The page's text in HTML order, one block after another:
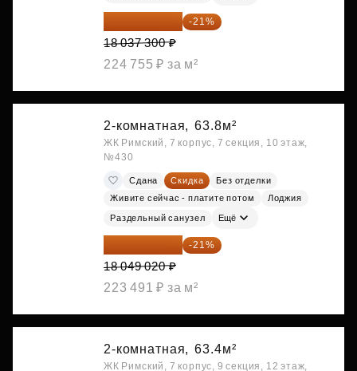
14 249 467 ₽ -21%
18 037 300 ₽
224 755 ₽ за м²
2-комнатная, 63.8м²
ЖК Римский, 7 корпус, 7 секция, 10 этаж,
№430
Сдана Скидка
Без отделки
Живите сейчас - платите потом
Лоджия
Раздельный санузел Ещё
14 258 726 ₽ -21%
18 049 020 ₽
223 491 ₽ за м²
2-комнатная, 63.4м²
ЖК Римский, 7 корпус, 9 секция, 12 этаж,